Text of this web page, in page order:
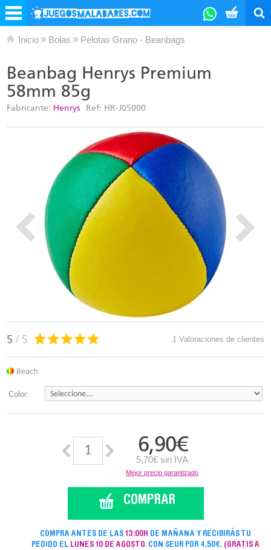
Inicio » Bolas » Pelotas Grano - Beanbags
Beanbag Henrys Premium
58mm 85g
Fabricante: Henrys Ref: HR-J05000
5 / 5 1 Valoraciones de clientes
Beach
Color:
6,90€
5,70€ sin IVA
Mejor precio garantizado
COMPRAR
COMPRA ANTES DE LAS13:00H DE MAÑANA Y RECIBIRÁS TU
PEDIDO EL LUNES 10 DE AGOSTO. CON SEUR POR 4,50€. (GRATIS A